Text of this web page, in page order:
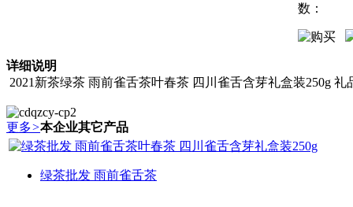
数：
详细说明
2021新茶绿茶 雨前雀舌茶叶春茶 四川雀舌含芽礼盒装250g 礼
更多>本企业其它产品
绿茶批发 雨前雀舌茶